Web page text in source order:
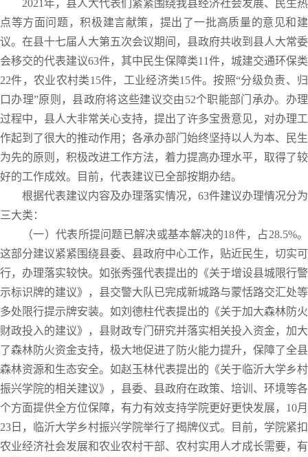
2021年，县人大代表们紧紧围绕我县经济社会发展、民生热
点等方面问题，积极建言献策，提出了一批高质量的意见和建
议。在县十七届人大第五次会议期间，县政府共收到县人大常委
会移交的代表建议63件，其中民生保障类11件，城建交通环保类
22件，农业农村类15件，工业经济类15件。按照“分级负责、归
口办理”原则，县政府将这些建议交由52个职能部门承办。办理
过程中，县人大非常关心支持，提出了许多宝贵意见，对办理工
作起到了很大的推动作用；各承办部门始终坚持以人为本、民生
为先的原则，积极改进工作方法，着力提高办理水平，取得了较
好的工作成效。目前，代表建议已全部按期办结。
根据代表建议内容及办理落实情况，63件建议办理情况分为
三大类：
（一）代表所提问题已解决或基本解决的18件，占28.5%。
这部分建议紧紧围绕县委、县政府中心工作，贴近民生，切实可
行，办理落实较快。如张秀强代表提出的《关于增设县城限行警
示标识牌的建议》，县交警大队已完成新城路与蒙恬路交汇处等
多处限行提示牌安装。如刘德柱代表提出的《关于加大森林防火
财政投入的建议》，县财政专门研究并落实相关投入资金，加大
了森林防火资金支持，极大地促进了防火能力提升，保障了全县
森林资源和生态安全。如赵玉林代表提出的《关于临沂大学乡村
振兴学院的相关建议》，县委、县政府在政策、培训、环境等各
个方面提供全方位保障，有力有效支持学院更好更快发展，10月
23日，临沂大学乡村振兴学院举行了揭牌仪式。目前，学院紧扣
农业经济社会发展和农业农村干部、农村实用人才成长需要，有